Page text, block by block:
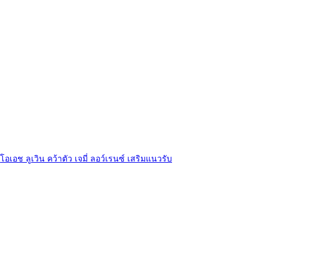
โอเอช ลูเวิน คว้าตัว เจมี่ ลอว์เรนซ์ เสริมแนวรับ